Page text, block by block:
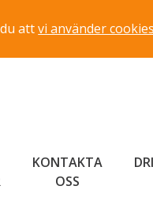
du attvi använder
KONTAKTA
OSS